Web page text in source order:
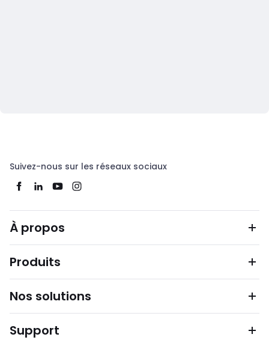
Suivez-nous sur les réseaux sociaux
À propos
Produits
Nos solutions
Support